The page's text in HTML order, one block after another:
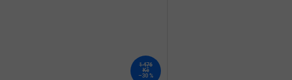
1 476
Kč
–30 %